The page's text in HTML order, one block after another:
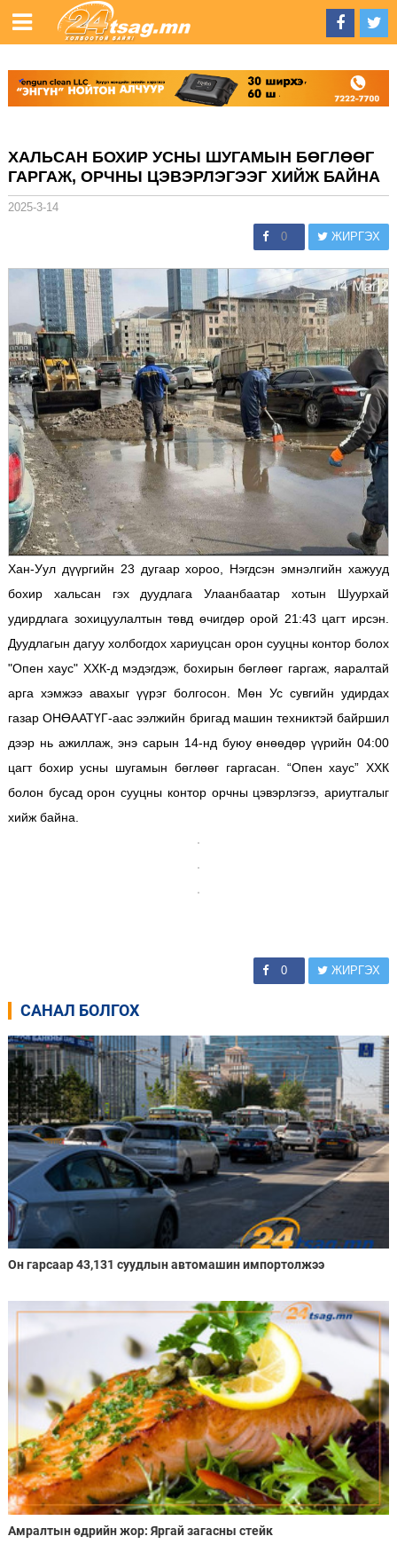
ХАЛЬСАН БОХИР УСНЫ ШУГАМЫН БӨГЛӨӨГ
ГАРГАЖ, ОРЧНЫ ЦЭВЭРЛЭГЭЭГ ХИЙЖ БАЙНА
2025-3-14
0 ЖИРГЭХ
Хан-Уул дүүргийн 23 дугаар хороо, Нэгдсэн эмнэлгийн хажууд
бохир хальсан гэх дуудлага Улаанбаатар хотын Шуурхай
удирдлага зохицуулалтын төвд өчигдөр орой 21:43 цагт ирсэн.
Дуудлагын дагуу холбогдох хариуцсан орон сууцны контор болох
"Опен хаус" ХХК-д мэдэгдэж, бохирын бөглөөг гаргаж, яаралтай
арга хэмжээ авахыг үүрэг болгосон. Мөн Ус сувгийн удирдах
газар ОНӨААТҮГ-аас ээлжийн бригад машин техниктэй байршил
дээр нь ажиллаж, энэ сарын 14-нд буюу өнөөдөр үүрийн 04:00
цагт бохир усны шугамын бөглөөг гаргасан. “Опен хаус” ХХК
болон бусад орон сууцны контор орчны цэвэрлэгээ, ариутгалыг
хийж байна.
0 ЖИРГЭХ
САНАЛ БОЛГОХ
Он гарсаар 43,131 суудлын автомашин импортолжээ
Амралтын өдрийн жор: Яргай загасны стейк